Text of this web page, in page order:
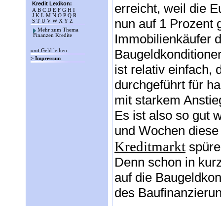
Kredit Lexikon:
A B C D E F G H I
J K L M N O P Q R
S T U V WX Y Z
Mehr zum Thema
Finanzen Kredite
und Geld leihen:
> Impressum
erreicht, weil die
nun auf 1 Prozent
Immobilienkäufer
ist relativ einfach,
durchgeführt für
mit starkem
Es ist also so gut
und Wochen
Kreditmarkt
Denn schon in
auf die
des